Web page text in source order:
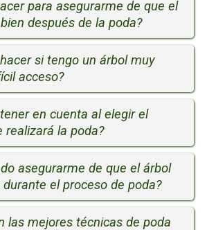
para asegurarme de que el
después de la poda?
si tengo un árbol muy
acceso?
en cuenta al elegir el
realizará la poda?
asegurarme de que el árbol
el proceso de poda?
las mejores técnicas de poda